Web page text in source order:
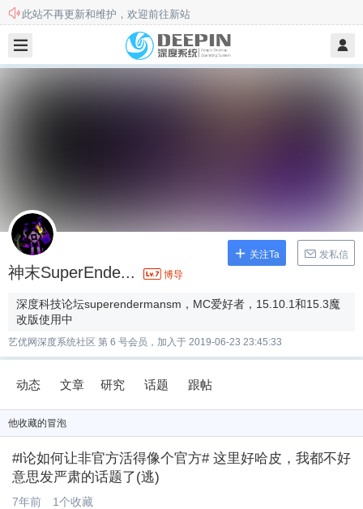
此站不再更新和维护，欢迎前往新站
本站用户须知
神末SuperEnde... 博导
深度科技论坛superendermansm，MC爱好者，15.10.1和15.3魔
改版使用中
艺优网深度系统社区 第 6 号会员，加入于 2019-06-23 23:45:33
关注Ta 发私信
动态 文章 研究 话题 跟帖
他收藏的冒泡
#l论如何让非官方活得像个官方# 这里好哈皮，我都不好
意思发严肃的话题了(逃)
7年前 1个收藏